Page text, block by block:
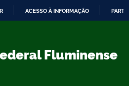
CONTEÚDO
ACESSO À INFORMAÇÃO
Fluminense